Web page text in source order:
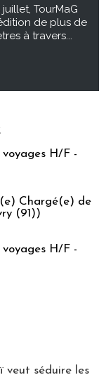
TourMaG
de plus de
à travers...
voyages H/F -
Chargé(e) de
(91))
voyages H/F -
veut séduire les